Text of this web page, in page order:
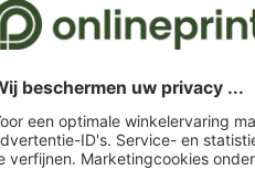
Snellere